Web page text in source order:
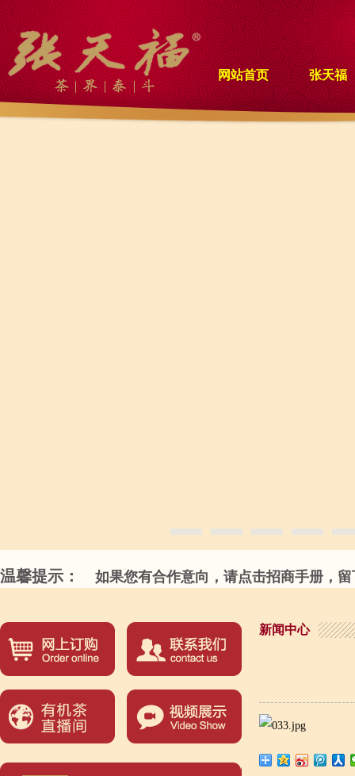
网站首页 张天福
温馨提示： 如果您有合作意向，请点击招商手册，
新闻中心